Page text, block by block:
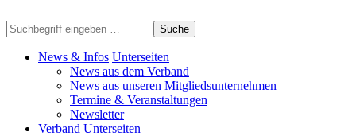
Suche
News & Infos Unterseiten
News aus dem Verband
News aus unseren Mitgliedsunternehmen
Termine & Veranstaltungen
Newsletter
Verband Unterseiten